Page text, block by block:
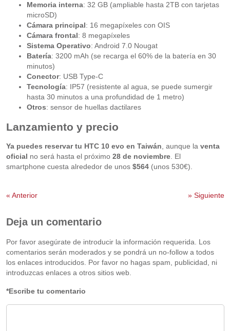
Memoria interna: 32 GB (ampliable hasta 2TB con tarjetas
microSD)
Cámara principal: 16 megapíxeles con OIS
Cámara frontal: 8 megapíxeles
Sistema Operativo: Android 7.0 Nougat
Batería: 3200 mAh (se recarga el 60% de la batería en 30
minutos)
Conector: USB Type-C
Tecnología: IP57 (resistente al agua, se puede sumergir
hasta 30 minutos a una profundidad de 1 metro)
Otros: sensor de huellas dactilares
Lanzamiento y precio
Ya puedes reservar tu HTC 10 evo en Taiwán , aunque la venta
oficial no será hasta el próximo 28 de noviembre. El
smartphone cuesta alrededor de unos $564(unos 530€).
« Anterior »Siguiente
Deja un comentario
Por favor asegúrate de introducir la información requerida. Los
comentarios serán moderados y se pondrá un no-follow a todos
los enlaces introducidos. Por favor no hagas spam, publicidad, ni
introduzcas enlaces a otros sitios web.
*Escribe tu comentario